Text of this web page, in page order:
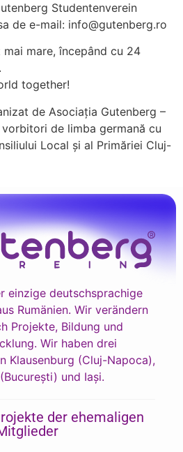
Studentenverein
de e-mail: info@gutenberg.ro
mare, începând cu 24
together!
de Asociația Gutenberg –
de limba germană cu
Local și al Primăriei Cluj-
einzige deutschsprachige
Rumänien. Wir verändern
Projekte, Bildung und
Wir haben drei
Klausenburg (Cluj-Napoca),
und Iași.
der ehemaligen